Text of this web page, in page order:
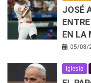
JOSÉ
EN LA
05/08/
Iglesia